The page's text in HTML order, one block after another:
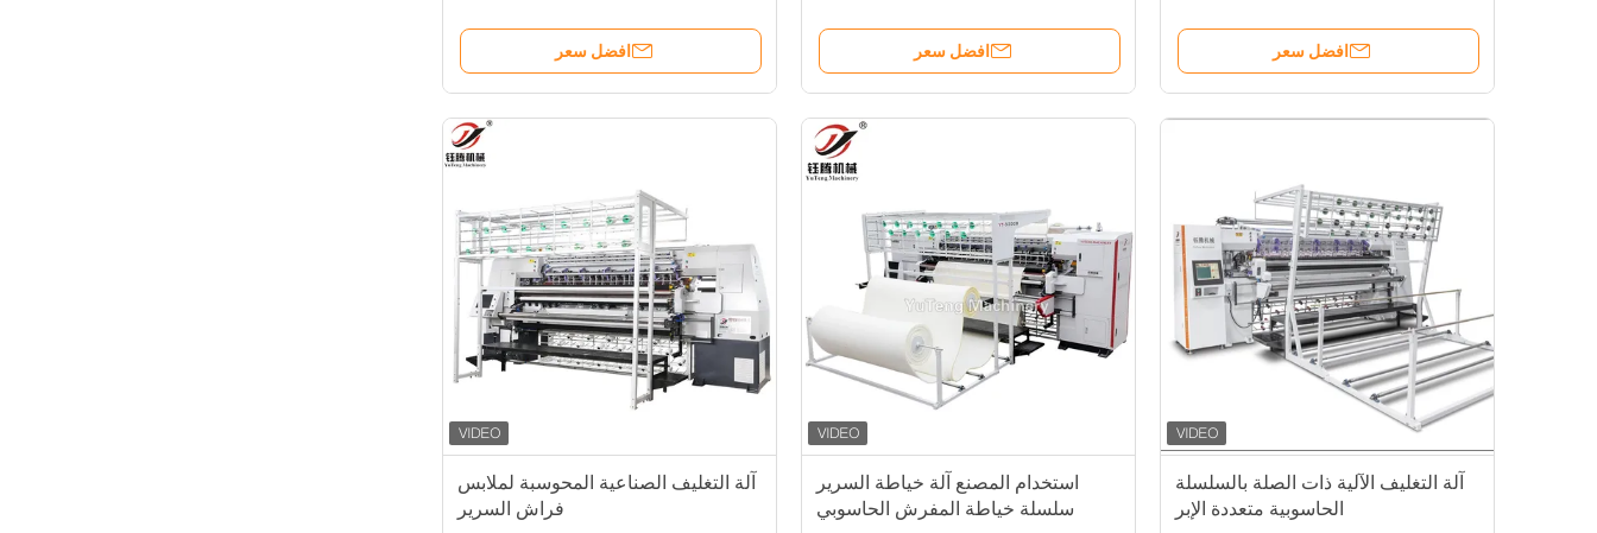
افضل سعر افضل سعر افضل سعر
آلة التغليف الصناعية المحوسبة لملابس
فراش السرير
استخدام المصنع آلة خياطة السرير
سلسلة خياطة المفرش الحاسوبي
آلة التغليف الآلية ذات الصلة بالسلسلة
الحاسوبية متعددة الإبر